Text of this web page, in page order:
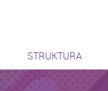
STRUKTURA